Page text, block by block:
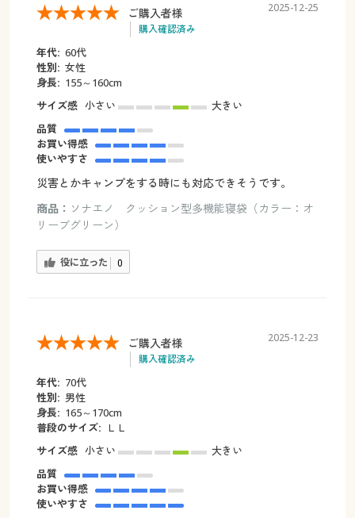
ご購入者様
購入確認済み
2025-12-25
年代: 60代
性別: 女性
身長: 155～160cm
サイズ感 小さい
大きい
品質
お買い得感
使いやすさ
災害とかキャンプをする時にも対応できそうです。
商品： ソナエノ クッション型多機能寝袋（カラー：オ
リーブグリーン）
役に立った 0
ご購入者様
購入確認済み
2025-12-23
年代: 70代
性別: 男性
身長: 165～170cm
普段のサイズ: ＬＬ
サイズ感 小さい
大きい
品質
お買い得感
使いやすさ